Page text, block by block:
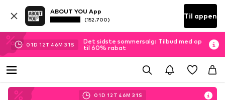
ABOUT YOU App
(152.700) Til appen
01D 12 T 46M 31 S
Det sidste sommersalg: Tilbud med op
til 60% rabat
01D 12 T 46M 31 S